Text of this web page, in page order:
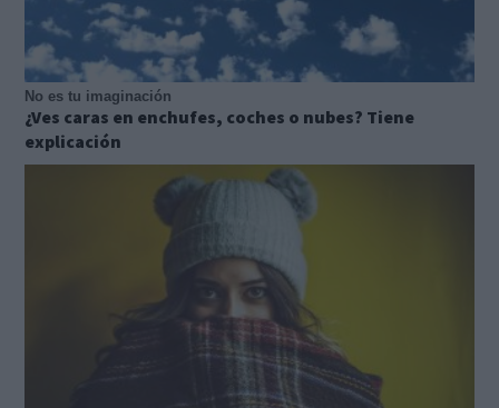
No es tu imaginación
¿Ves caras en enchufes, coches o nubes? Tiene
explicación